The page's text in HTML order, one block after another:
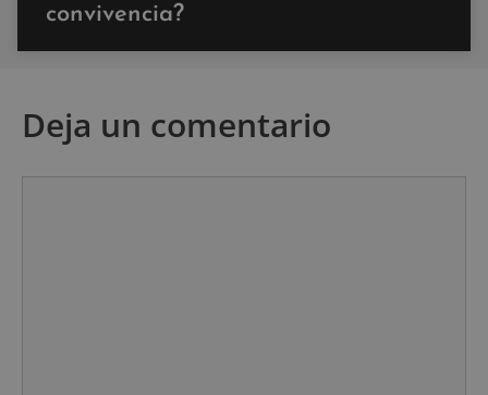
convivencia?
Deja un comentario